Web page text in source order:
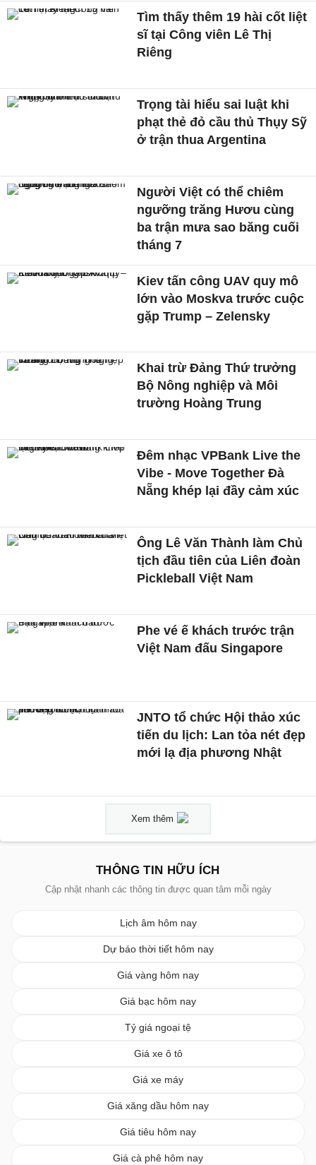
Tìm thấy thêm 19 hài cốt liệt
sĩ tại Công viên Lê Thị
Riêng
Trọng tài hiểu sai luật khi
phạt thẻ đỏ cầu thủ Thụy Sỹ
ở trận thua Argentina
Người Việt có thể chiêm
ngưỡng trăng Hươu cùng
ba trận mưa sao băng cuối
tháng 7
Kiev tấn công UAV quy mô
lớn vào Moskva trước cuộc
gặp Trump – Zelensky
Khai trừ Đảng Thứ trưởng
Bộ Nông nghiệp và Môi
trường Hoàng Trung
Đêm nhạc VPBank Live the
Vibe - Move Together Đà
Nẵng khép lại đầy cảm xúc
Ông Lê Văn Thành làm Chủ
tịch đầu tiên của Liên đoàn
Pickleball Việt Nam
Phe vé ế khách trước trận
Việt Nam đấu Singapore
JNTO tổ chức Hội thảo xúc
tiến du lịch: Lan tỏa nét đẹp
mới lạ địa phương Nhật
Xem thêm
THÔNG TIN HỮU ÍCH
Cập nhật nhanh các thông tin được quan tâm mỗi ngày
Lịch âm hôm nay
Dự báo thời tiết hôm nay
Giá vàng hôm nay
Giá bạc hôm nay
Tỷ giá ngoại tệ
Giá xe ô tô
Giá xe máy
Giá xăng dầu hôm nay
Giá tiêu hôm nay
Giá cà phê hôm nay